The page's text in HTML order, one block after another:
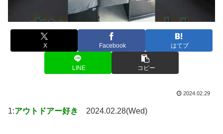
X Facebook はてブ
LINE コピー
2024.02.29
1:アウトドアー好き 2024.02.28(Wed)